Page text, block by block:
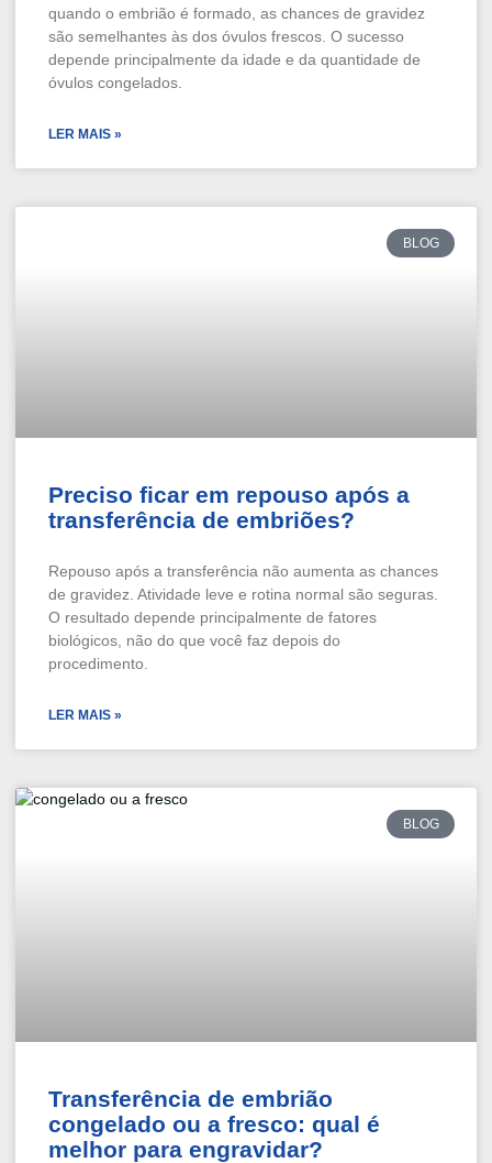
quando o embrião é formado, as chances de gravidez
são semelhantes às dos óvulos frescos. O sucesso
depende principalmente da idade e da quantidade de
óvulos congelados.
LER MAIS »
BLOG
Preciso ficar em repouso após a
transferência de embriões?
Repouso após a transferência não aumenta as chances
de gravidez. Atividade leve e rotina normal são seguras.
O resultado depende principalmente de fatores
biológicos, não do que você faz depois do
procedimento.
LER MAIS »
BLOG
Transferência de embrião
congelado ou a fresco: qual é
melhor para engravidar?